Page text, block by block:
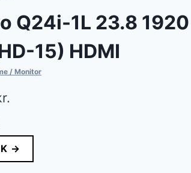
Q24i-1L 23.8
15) HDMI
/ Monitor
→